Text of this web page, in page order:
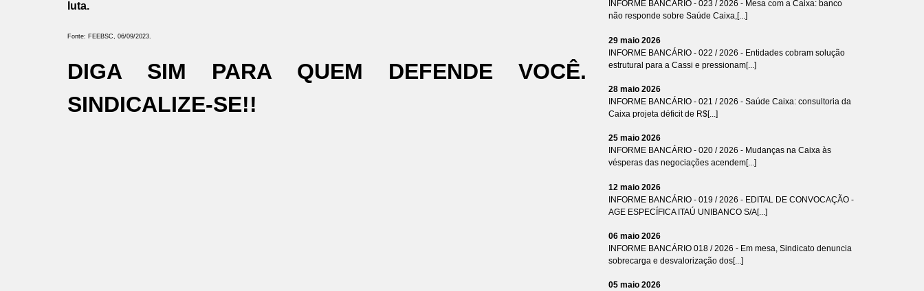
luta.
Fonte: FEEBSC, 06/09/2023.
DIGA SIM PARA QUEM DEFENDE VOCÊ.
SINDICALIZE-SE!!
INFORME BANCÁRIO - 023 / 2026 - Mesa com a Caixa: banco
não responde sobre Saúde Caixa,[...]
29 maio 2026
INFORME BANCÁRIO - 022 / 2026 - Entidades cobram solução
estrutural para a Cassi e pressionam[...]
28 maio 2026
INFORME BANCÁRIO - 021 / 2026 - Saúde Caixa: consultoria da
Caixa projeta déficit de R$[...]
25 maio 2026
INFORME BANCÁRIO - 020 / 2026 - Mudanças na Caixa às
vésperas das negociações acendem[...]
12 maio 2026
INFORME BANCÁRIO - 019 / 2026 - EDITAL DE CONVOCAÇÃO -
AGE ESPECÍFICA ITAÚ UNIBANCO S/A[...]
06 maio 2026
INFORME BANCÁRIO 018 / 2026 - Em mesa, Sindicato denuncia
sobrecarga e desvalorização dos[...]
05 maio 2026